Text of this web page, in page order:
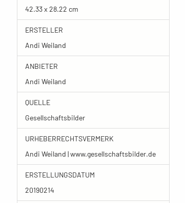
42.33 x 28.22 cm
ERSTELLER
Andi Weiland
ANBIETER
Andi Weiland
QUELLE
Gesellschaftsbilder
URHEBERRECHTSVERMERK
Andi Weiland | www.gesellschaftsbilder.de
ERSTELLUNGSDATUM
20190214